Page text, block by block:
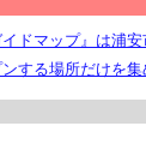
ドマップ』は浦
する場所だけを